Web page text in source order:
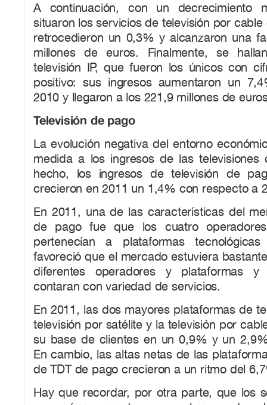
A continuación, con un decrecimiento
situaron los servicios de televisión por cable
retrocedieron un 0,3% y alcanzaron una
millones de euros. Finalmente, se
televisión IP, que fueron los únicos con
positivo: sus ingresos aumentaron un
2010 y llegaron a los 221,9 millones de
Televisión de pago
La evolución negativa del entorno
medida a los ingresos de las televisiones
hecho, los ingresos de televisión de
crecieron en 2011 un 1,4% con respecto a
En 2011, una de las características del
de pago fue que los cuatro
pertenecían a plataformas
favoreció que el mercado estuviera
diferentes operadores y plataformas
contaran con variedad de servicios.
En 2011, las dos mayores plataformas de
televisión por satélite y la televisión por
su base de clientes en un 0,9% y un
En cambio, las altas netas de las
de TDT de pago crecieron a un ritmo del
Hay que recordar, por otra parte, que los